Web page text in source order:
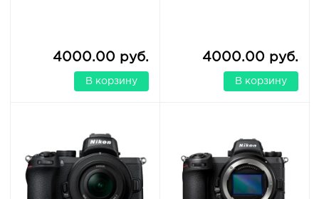
4000.00 руб.
В корзину
4000.00 руб.
В корзину